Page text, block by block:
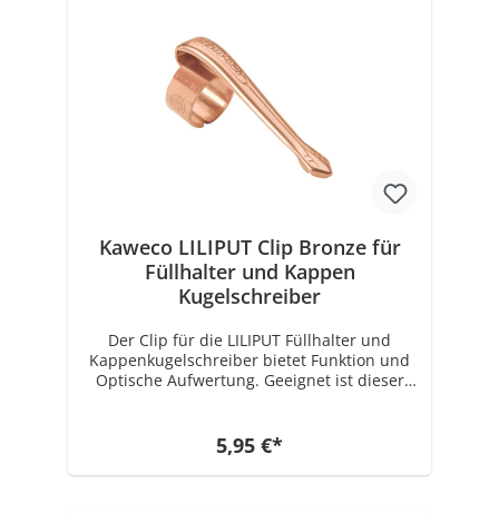
Zusammenfassung - Kaweco LILIPUT Clip -
Passend für alle Kaweco LILIPUT (Druck)
Kugelschreiber - Aus Bronze gefertigt und
nicht beschichtet
Kaweco LILIPUT Clip Bronze für
Füllhalter und Kappen
Kugelschreiber
Der Clip für die LILIPUT Füllhalter und
Kappenkugelschreiber bietet Funktion und
Optische Aufwertung. Geeignet ist dieser
Kaweco LILIPUT (Druck) Kugelschreiber gibt
es einen Clip in einer anderen Größe. Der
Clip ist aus roher Bronze gefertigt und nicht
5,95 €*